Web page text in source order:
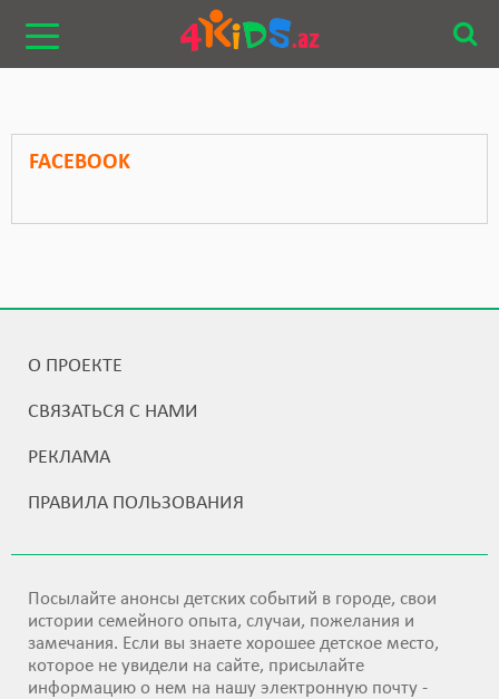
FACEBOOK
О ПРОЕКТЕ
СВЯЗАТЬСЯ С НАМИ
РЕКЛАМА
ПРАВИЛА ПОЛЬЗОВАНИЯ
Посылайте анонсы детских событий в городе, свои
истории семейного опыта, случаи, пожелания и
замечания. Если вы знаете хорошее детское место,
которое не увидели на сайте, присылайте
информацию о нем на нашу электронную почту -